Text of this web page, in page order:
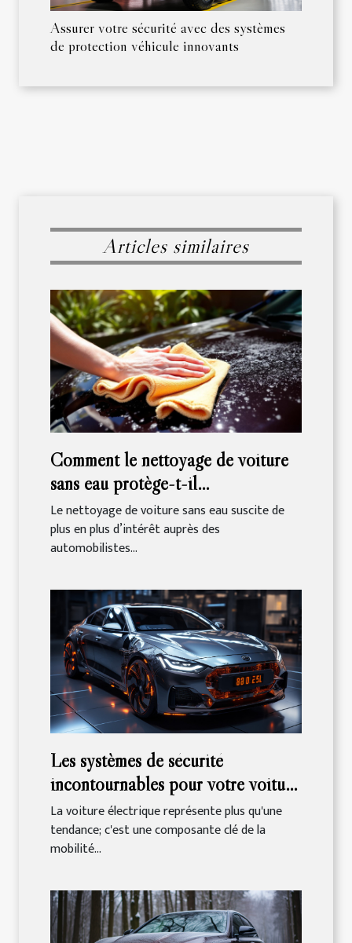
Assurer votre sécurité avec des systèmes
de protection véhicule innovants
Articles similaires
Comment le nettoyage de voiture
sans eau protège-t-il
l'environnement ?
Le nettoyage de voiture sans eau suscite de
plus en plus d’intérêt auprès des
automobilistes...
Les systèmes de sécurité
incontournables pour votre voiture
électrique
La voiture électrique représente plus qu'une
tendance; c'est une composante clé de la
mobilité...